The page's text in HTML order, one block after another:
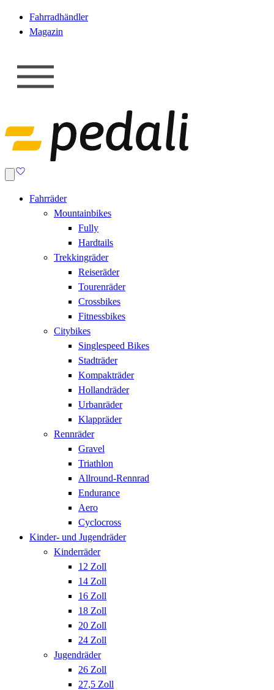
Fahrradhändler
Magazin
Fahrräder
Mountainbikes
Fully
Hardtails
Trekkingräder
Reiseräder
Tourenräder
Crossbikes
Fitnessbikes
Citybikes
Singlespeed Bikes
Stadträder
Kompakträder
Hollandräder
Urbanräder
Klappräder
Rennräder
Gravel
Triathlon
Allround-Rennrad
Endurance
Aero
Cyclocross
Kinder- und Jugendräder
Kinderräder
12 Zoll
14 Zoll
16 Zoll
18 Zoll
20 Zoll
24 Zoll
Jugendräder
26 Zoll
27,5 Zoll